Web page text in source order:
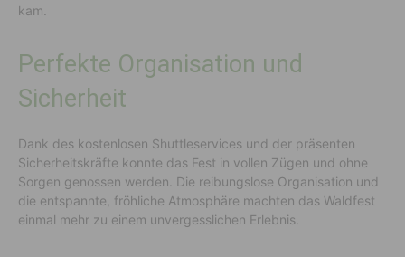
kam.
Perfekte Organisation und
Sicherheit
Dank des kostenlosen Shuttleservices und der präsenten
Sicherheitskräfte konnte das Fest in vollen Zügen und ohne
Sorgen genossen werden. Die reibungslose Organisation und
die entspannte, fröhliche Atmosphäre machten das Waldfest
einmal mehr zu einem unvergesslichen Erlebnis.